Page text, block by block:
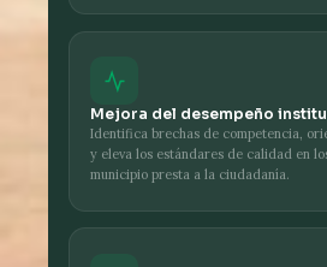
Mejora del desempeño
Identifica brechas de competencia,
y eleva los estándares de calidad en
municipio presta a la ciudadanía.